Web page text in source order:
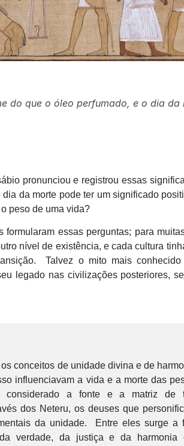
do que o óleo perfumado, e o dia
pronunciou e registrou essas
da morte pode ter um significado
peso de uma vida?
formularam essas perguntas; para
nível de existência, e cada cultura
Talvez o mito mais
legado nas civilizações posteriores,
conceitos de unidade divina e de
influenciavam a vida e a morte das
considerado a fonte e a matriz de
dos Neteru, os deuses que
da unidade. Entre eles surge a
verdade, da justiça e da harmonia